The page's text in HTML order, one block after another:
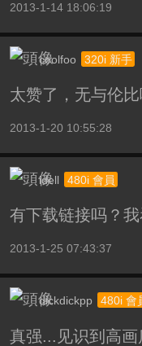
2013-1-14 18:06:19
coolfoo 320i 新手
太赞了，无与伦
2013-1-20 10:55:28
idell 480i 會員
有下载链接吗？我
2013-1-25 07:43:37
dickdickpp 480i 會
真强...见识到高画